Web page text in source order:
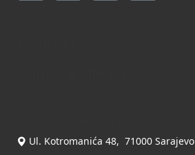
Ul. Kotromanića 48, 71000 Sarajevo